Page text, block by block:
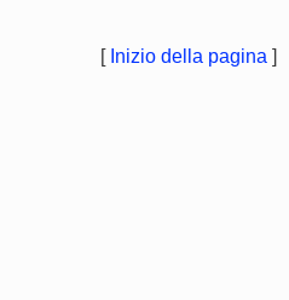
[ Inizio della pagina ]